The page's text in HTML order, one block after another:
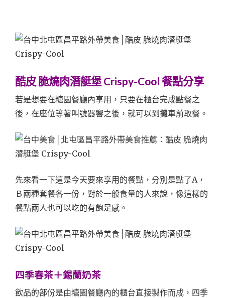
酷皮 脆燒肉潛艇堡 Crispy-Cool 餐點分享
若是想要在糖園餐廳內享用，只要在櫃台完成點餐之
後，在座位等著叫號器響之後，就可以到攤車前取餐。
先來看一下這是今天要來享用的餐點，分別是點了A，
Ｂ兩種套餐各一份，對於一般食量的人來說，像這樣的
餐點兩人也可以吃的有飽足感。
四季春茶＋錫蘭奶茶
飲品的部份是由糖園餐廳內的櫃台直接製作而成，四季